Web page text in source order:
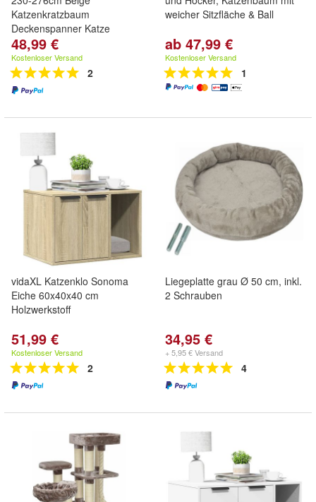
Katzenkratzbaum
Deckenspanner Katze
48,99 €
Kostenloser Versand
2
weicher Sitzfläche & Ball
ab 47,99 €
Kostenloser Versand
1
vidaXL Katzenklo Sonoma
Eiche 60x40x40 cm
Holzwerkstoff
51,99 €
Kostenloser Versand
2
Liegeplatte grau Ø 50 cm, inkl.
2 Schrauben
34,95 €
+ 5,95 € Versand
4